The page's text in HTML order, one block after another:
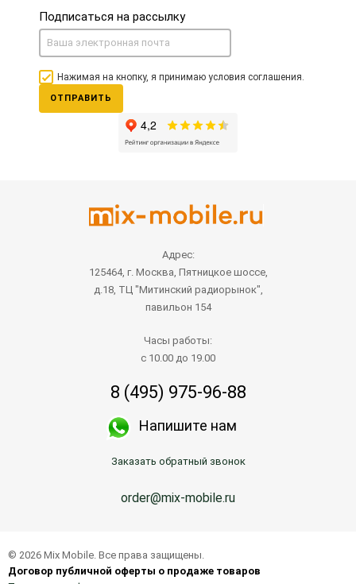
Подписаться на рассылку
Нажимая на кнопку, я принимаю условия соглашения.
ОТПРАВИТЬ
Адрес:
125464, г. Москва, Пятницкое шоссе,
д.18, ТЦ "Митинский радиорынок",
павильон 154
Часы работы:
с 10.00 до 19.00
8 (495) 975-96-88
Напишите нам
Заказать обратный звонок
order@mix-mobile.ru
© 2026 Mix Mobile. Все права защищены.
Договор публичной оферты о продаже товаров